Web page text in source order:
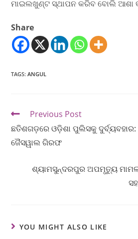
ମାଇଲଖୁଣ୍ଟ ସ୍ଥାପନ କରିବ ବୋଲି ଆଶା
Share
TAGS:ANGUL
Previous Post
ଛତିଶଗଡ଼ରେ ଓଡ଼ିଶା ପୁଲିସକୁ
ଜୈସୱାଲ ଗିରଫ
ଶ୍ୟାମସୁନ୍ଦରପୁର ଅପମୃତ୍ୟୁ
YOU MIGHT ALSO LIKE